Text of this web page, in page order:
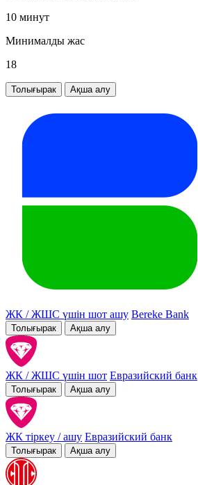
10 минут
Минималды жас
18
Толығырак Ақша алу
ЖК / ЖШС үшін шот ашу Bereke Bank
Толығырак Ақша алу
ЖК / ЖШС үшін шот Евразийский банк
Толығырак Ақша алу
ЖК тіркеу / ашу Евразийский банк
Толығырак Ақша алу